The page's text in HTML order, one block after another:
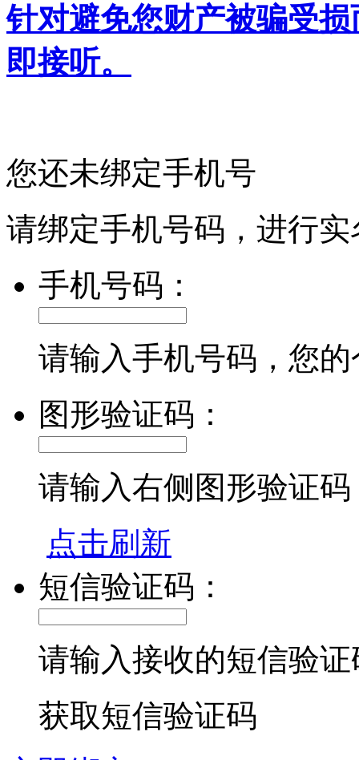
针对避免您财产被骗受
即接听。
您还未绑定手机号
请绑定手机号码，进行
手机号码：
请输入手机号码，您
图形验证码：
请输入右侧图形验证码
点击刷新
短信验证码：
请输入接收的短信验证
获取短信验证码